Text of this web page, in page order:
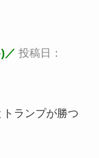
／ 投稿日：
ランプが勝つ